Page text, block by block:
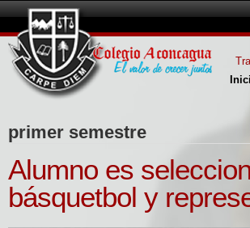
primer semestre
Alumno es
básquetbol y